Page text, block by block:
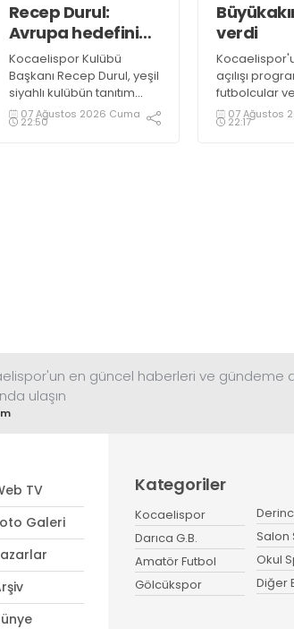
Recep Durul:
Avrupa hedefini
sonuna kadar
kovalayacağız!
Kocaelispor Kulübü
Başkanı Recep Durul, yeşil
siyahlı kulübün tanıtım
gecesinde yeni tarihler
yazacaklarını ifade etti.
07 Ağustos 2026 Cuma
22:50
verdi
açılışı
futbolcular
heyetle bir
Başkan Tahir
07 Ağustos
22:17
en güncel haberleri ve gündeme
ulaşın
TV
Galeri
Kategoriler
Kocaelispor
Darıca G.B.
Amatör Futbol
Gölcükspor
Salon
Okul
Diğer